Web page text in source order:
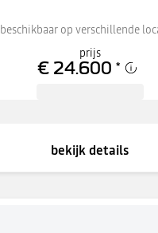
beschikbaar op verschillende
prijs
€ 24.600 *
bekijk details